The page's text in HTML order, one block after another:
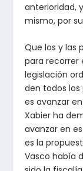
anterioridad,
mismo, por
Que los y las
para recorrer
legislación
den todos
es avanzar
Xabier ha
avanzar en
es la
Vasco había